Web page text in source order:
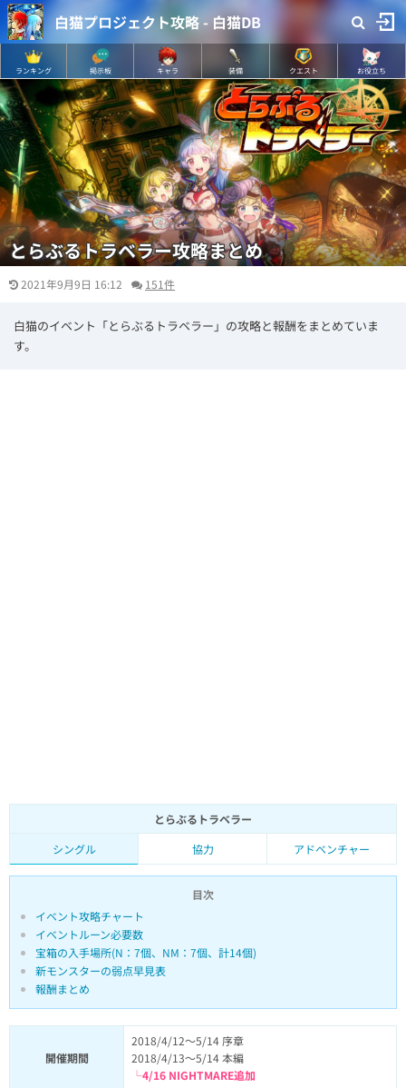
白猫プロジェクト攻略 - 白猫DB
ランキング 掲示板 キャラ 装備 クエスト お役立ち
とらぶるトラベラー攻略まとめ
2021年9月9日 16:12 151件
白猫のイベント「とらぶるトラベラー」の攻略と報酬をまとめていま
す。
とらぶるトラベラー
シングル
協力 アドベンチャー
目次
イベント攻略チャート
イベントルーン必要数
宝箱の入手場所(N：7個、NM：7個、計14個)
新モンスターの弱点早見表
報酬まとめ
開催期間
2018/4/12～5/14 序章
2018/4/13～5/14 本編
└4/16 NIGHTMARE追加